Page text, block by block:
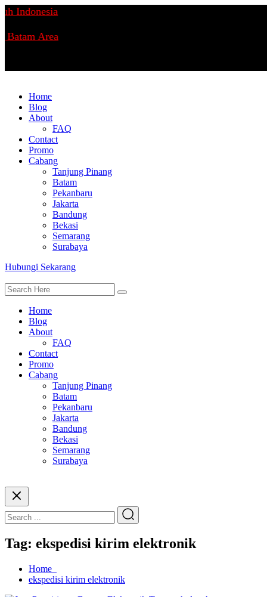
Indonesia
Area
Home
Blog
About
FAQ
Contact
Promo
Cabang
Tanjung Pinang
Batam
Pekanbaru
Jakarta
Bandung
Bekasi
Semarang
Surabaya
Hubungi Sekarang
Home
Blog
About
FAQ
Contact
Promo
Cabang
Tanjung Pinang
Batam
Pekanbaru
Jakarta
Bandung
Bekasi
Semarang
Surabaya
Tag: ekspedisi kirim elektronik
Home
ekspedisi kirim elektronik